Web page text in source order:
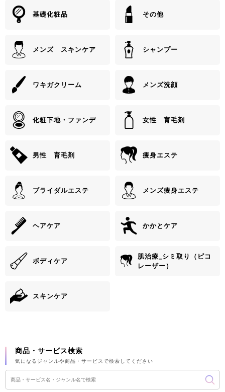
基礎化粧品 その他
メンズ スキンケア シャンプー
ワキガクリーム メンズ洗顔
化粧下地・ファンデ 女性 育毛剤
男性 育毛剤 痩身エステ
ブライダルエステ メンズ痩身エステ
ヘアケア かかとケア
ボディケア
肌治療_シミ取り（ピコ
レーザー）
スキンケア
商品・サービス検索
気になるジャンルや商品・サービスで検索してください